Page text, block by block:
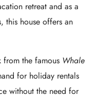
retreat and as a
this house offers an
from the famous Whale
for holiday rentals
without the need for